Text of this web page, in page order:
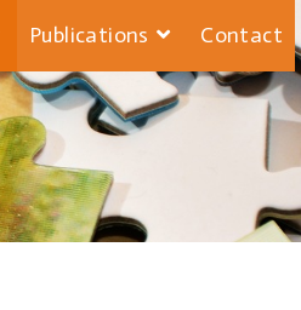
Publications Contact